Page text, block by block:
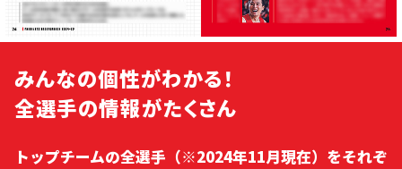
みんなの個性がわかる！
全選手の情報がたくさん
トップチームの全選手（※2024年11月現在）をそれぞ